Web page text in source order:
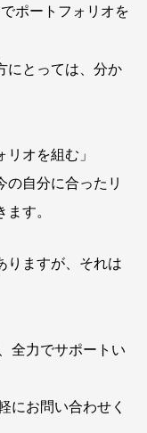
でポートフォリオを
にとっては、分か
オを組む」
自分に合ったリ
す。
りますが、それは
全力でサポートい
にお問い合わせく